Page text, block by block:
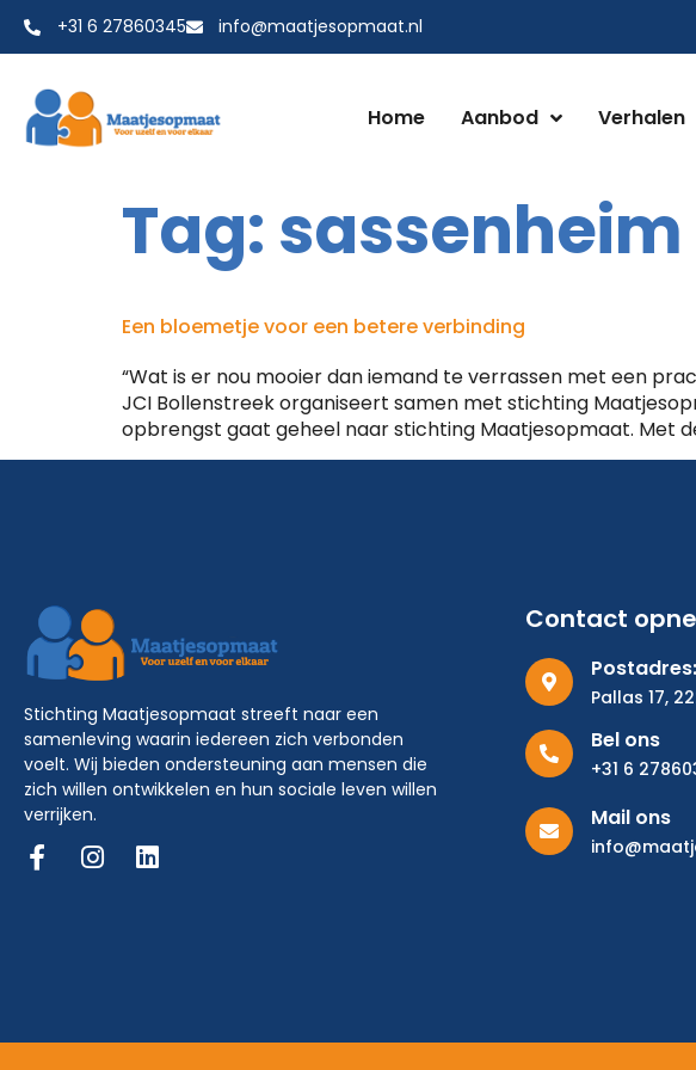
+31 6 27860345 info@maatjesopmaat.nl
Home Aanbod Verhalen
Tag:sassenheim
Een bloemetje voor een betere verbinding
“Wat is er nou mooier dan iemand te verrassen met een
JCI Bollenstreek organiseert samen met stichting
opbrengst gaat geheel naar stichting Maatjesopmaat. Met
Stichting Maatjesopmaat streeft naar een
samenleving waarin iedereen zich verbonden
voelt. Wij bieden ondersteuning aan mensen die
zich willen ontwikkelen en hun sociale leven willen
verrijken.
Contact
Postadres:
Pallas 17,
Bel ons
+31 6
Mail ons